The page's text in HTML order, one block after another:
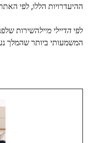
ההיעדרויות הללו, לפי
לפיהדיילי מיילהשירות
המשמעותי ביותר שהמלך